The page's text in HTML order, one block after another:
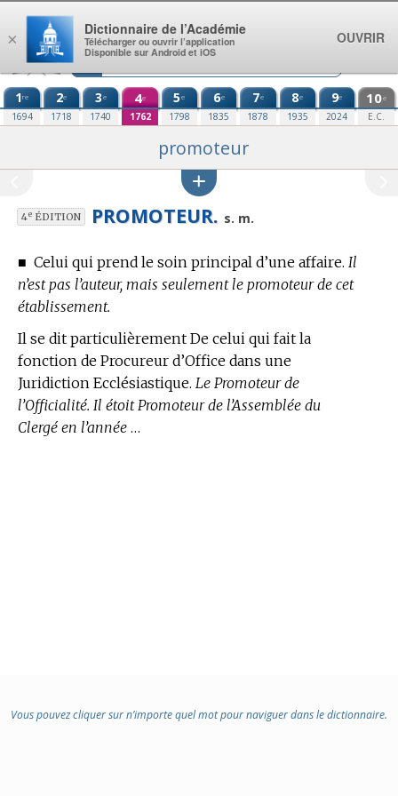
Aller au contenu
1re
1694
2e
1718
3e
1740
4e
1762
5e
1798
6e
1835
7e
1878
8e
1935
9e
2024
10e
E.C.
promoteur
4eÉDITION PROMOTEUR. s. m.
■ Celui qui prend le soin principal d’une affaire. Il
n’est pas l’auteur, mais seulement le promoteur de cet
établissement.
Il se dit particulièrement De celui qui fait la
fonction de Procureur d’Office dans une
Juridiction Ecclésiastique. Le Promoteur de
l’Officialité. Il étoit Promoteur de l’Assemblée du
Clergé en l’année …
Vous pouvez cliquer sur n’importe quel mot pour naviguer dans le dictionnaire.
×
Dictionnaire de l’Académie
Télécharger ou ouvrir l’application
Disponible sur Android et iOS
OUVRIR